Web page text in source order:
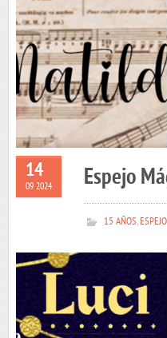
14
09 2024 Espejo
15 AÑOS,